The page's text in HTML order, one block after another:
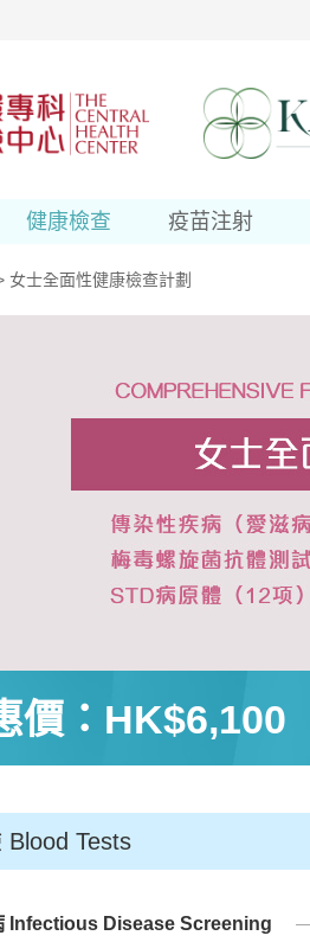
健康檢查 疫苗注射
女士全面性健康檢查計劃
價： HK$6,100
Blood Tests
Infectious Disease Screening